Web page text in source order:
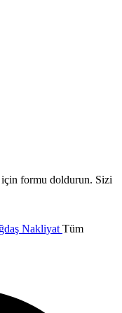
formu doldurun. Sizi
Nakliyat Tüm